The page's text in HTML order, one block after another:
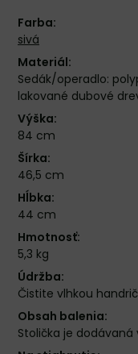
Farba:
sivá
Materiál:
Sedák/operadlo:
lakované dubové
Výška:
84 cm
Šírka:
46,5 cm
Hĺbka:
44 cm
Hmotnosť:
5,3 kg
Údržba:
Čistite vlhkou
Obsah balenia:
Stolička je